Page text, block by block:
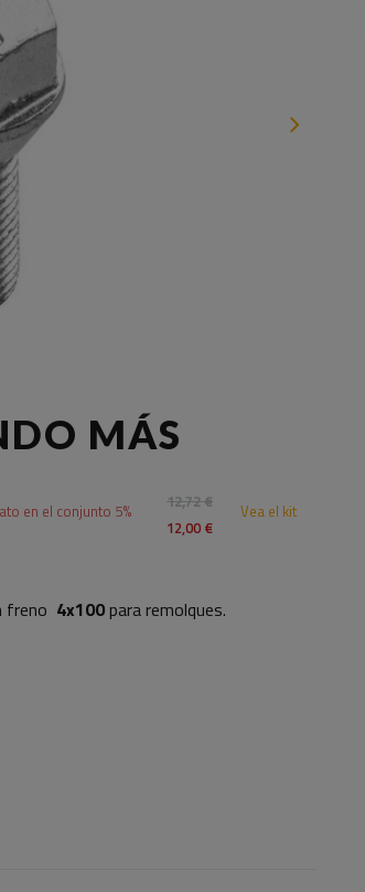
MÁS
12,72 €
12,00 €
en el conjunto 5% Vea el kit
freno 4x100para remolques.